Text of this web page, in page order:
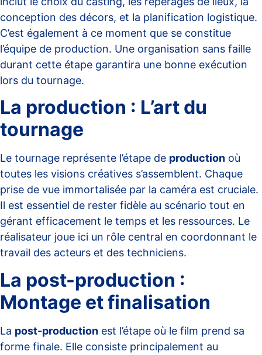
conception des décors, et la planification logistique.
C’est également à ce moment que se constitue
l’équipe de production. Une organisation sans faille
durant cette étape garantira une bonne exécution
lors du tournage.
La production : L’art du
tournage
Le tournage représente l’étape de production où
toutes les visions créatives s’assemblent. Chaque
prise de vue immortalisée par la caméra est cruciale.
Il est essentiel de rester fidèle au scénario tout en
gérant efficacement le temps et les ressources. Le
réalisateur joue ici un rôle central en coordonnant le
travail des acteurs et des techniciens.
La post-production :
Montage et finalisation
La post-production est l’étape où le film prend sa
forme finale. Elle consiste principalement au